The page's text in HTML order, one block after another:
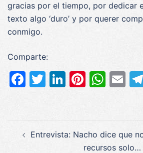
gracias por el tiempo, por dedicar
texto algo ‘duro’ y por querer
conmigo.
Comparte:
Facebook
Twitter
LinkedIn
Entrevista: Nacho dice que
recursos solo…